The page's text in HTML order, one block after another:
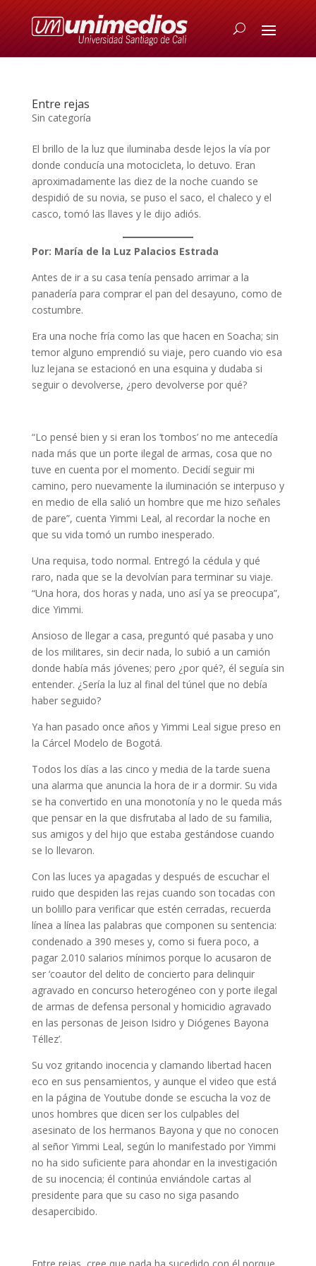
Entre rejas
Sin categoría
El brillo de la luz que iluminaba desde lejos la vía por
donde conducía una motocicleta, lo detuvo. Eran
aproximadamente las diez de la noche cuando se
despidió de su novia, se puso el saco, el chaleco y el
casco, tomó las llaves y le dijo adiós.
Por: María de la Luz Palacios Estrada
Antes de ir a su casa tenía pensado arrimar a la
panadería para comprar el pan del desayuno, como de
costumbre.
Era una noche fría como las que hacen en Soacha; sin
temor alguno emprendió su viaje, pero cuando vio esa
luz lejana se estacionó en una esquina y dudaba si
seguir o devolverse, ¿pero devolverse por qué?
“Lo pensé bien y si eran los ‘tombos’ no me antecedía
nada más que un porte ilegal de armas, cosa que no
tuve en cuenta por el momento. Decidí seguir mi
camino, pero nuevamente la iluminación se interpuso y
en medio de ella salió un hombre que me hizo señales
de pare”, cuenta Yimmi Leal, al recordar la noche en
que su vida tomó un rumbo inesperado.
Una requisa, todo normal. Entregó la cédula y qué
raro, nada que se la devolvían para terminar su viaje.
“Una hora, dos horas y nada, uno así ya se preocupa”,
dice Yimmi.
Ansioso de llegar a casa, preguntó qué pasaba y uno
de los militares, sin decir nada, lo subió a un camión
donde había más jóvenes; pero ¿por qué?, él seguía sin
entender. ¿Sería la luz al final del túnel que no debía
haber seguido?
Ya han pasado once años y Yimmi Leal sigue preso en
la Cárcel Modelo de Bogotá.
Todos los días a las cinco y media de la tarde suena
una alarma que anuncia la hora de ir a dormir. Su vida
se ha convertido en una monotonía y no le queda más
que pensar en la que disfrutaba al lado de su familia,
sus amigos y del hijo que estaba gestándose cuando
se lo llevaron.
Con las luces ya apagadas y después de escuchar el
ruido que despiden las rejas cuando son tocadas con
un bolillo para verificar que estén cerradas, recuerda
línea a línea las palabras que componen su sentencia:
condenado a 390 meses y, como si fuera poco, a
pagar 2.010 salarios mínimos porque lo acusaron de
ser ‘coautor del delito de concierto para delinquir
agravado en concurso heterogéneo con y porte ilegal
de armas de defensa personal y homicidio agravado
en las personas de Jeison Isidro y Diógenes Bayona
Téllez’.
Su voz gritando inocencia y clamando libertad hacen
eco en sus pensamientos, y aunque el video que está
en la página de Youtube donde se escucha la voz de
unos hombres que dicen ser los culpables del
asesinato de los hermanos Bayona y que no conocen
al señor Yimmi Leal, según lo manifestado por Yimmi
no ha sido suficiente para ahondar en la investigación
de su inocencia; él continúa enviándole cartas al
presidente para que su caso no siga pasando
desapercibido.